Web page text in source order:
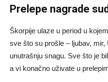
Prelepe nagrade
Škorpije ulaze u period u
sve što su prošle – ljubav,
unutrašnju snagu. Sve što je
a vi konačno uživate u